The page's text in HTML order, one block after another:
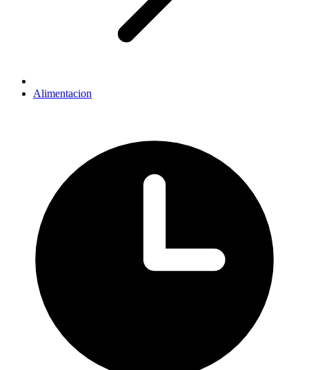
Alimentacion